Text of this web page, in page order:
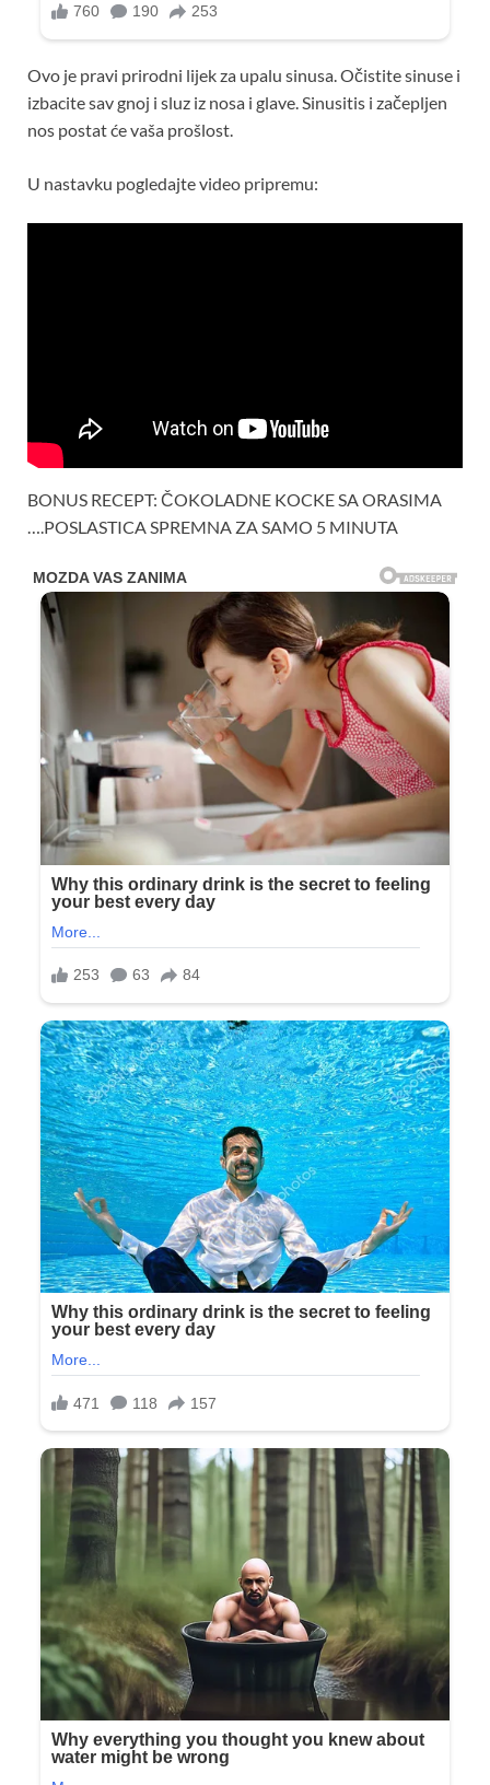
Ovo je pravi prirodni lijek za upalu sinusa. Očistite sinuse i
izbacite sav gnoj i sluz iz nosa i glave. Sinusitis i začepljen
nos postat će vaša prošlost.
U nastavku pogledajte video pripremu:
BONUS RECEPT: ČOKOLADNE KOCKE SA ORASIMA
….POSLASTICA SPREMNA ZA SAMO 5 MINUTA